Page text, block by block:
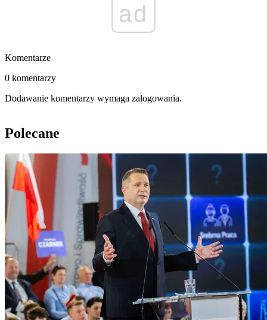
ad
Komentarze
0 komentarzy
Dodawanie komentarzy wymaga zalogowania.
Polecane